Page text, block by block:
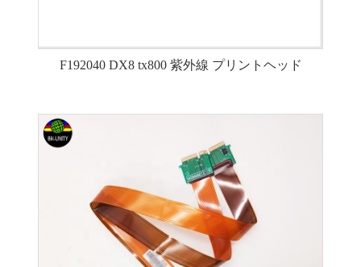
F192040 DX8 tx800 紫外線 プリントヘッド